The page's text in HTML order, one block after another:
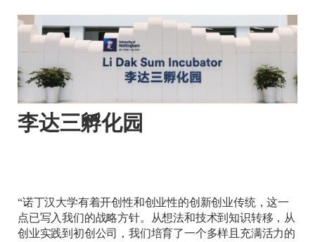
李达三孵化园
“诺丁汉大学有着开创性和创业性的创新创业传统，这一
点已写入我们的战略方针。从想法和技术到知识转移，从
创业实践到初创公司，我们培育了一个多样且充满活力的